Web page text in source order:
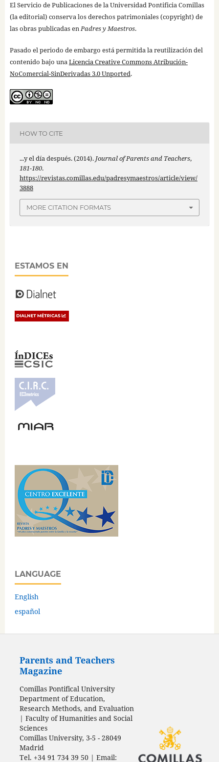
El Servicio de Publicaciones de la Universidad Pontificia Comillas
(la editorial) conserva los derechos patrimoniales (copyright) de
las obras publicadas enPadres y Maestros.
Pasado el periodo de embargo está permitida la reutilización del
contenido bajo unaLicencia Creative Commons Atribución-
NoComercial-SinDerivadas 3.0 Unported.
HOW TO CITE
...y el día después. (2014). Journal of Parents and Teachers,
181-180.
https://revistas.comillas.edu/padresymaestros/article/view/
3888
MORE CITATION FORMATS
ESTAMOS EN
LANGUAGE
English
español
Parents and Teachers
Magazine
Comillas Pontifical University
Department of Education,
Research Methods, and Evaluation
| Faculty of Humanities and Social
Sciences
Comillas University, 3-5 - 28049
Madrid
Tel. +34 91 734 39 50 | Email: